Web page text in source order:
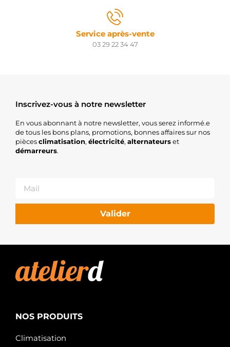
Service après-vente
03 29 22 34 47
Inscrivez-vous à notre newsletter
En vous abonnant à notre newsletter, vous serez informé.e
de tous les bons plans, promotions, bonnes affaires sur nos
piècesclimatisation, électricité, alternateurset
démarreurs.
Valider
NOS PRODUITS
Climatisation